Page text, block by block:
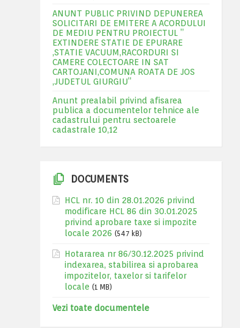
ANUNT PUBLIC PRIVIND DEPUNEREA
SOLICITARI DE EMITERE A ACORDULUI
DE MEDIU PENTRU PROIECTUL ”
EXTINDERE STATIE DE EPURARE
,STATIE VACUUM,RACORDURI SI
CAMERE COLECTOARE IN SAT
CARTOJANI,COMUNA ROATA DE JOS
,JUDETUL GIURGIU”
Anunt prealabil privind afisarea
publica a documentelor tehnice ale
cadastrului pentru sectoarele
cadastrale 10,12
DOCUMENTS
HCL nr. 10 din 28.01.2026 privind
modificare HCL 86 din 30.01.2025
privind aprobare taxe si impozite
locale 2026 (547 kB)
Hotararea nr 86/30.12.2025 privind
indexarea, stabilirea si aprobarea
impozitelor, taxelor si tarifelor
locale (1 MB)
Vezi toate documentele